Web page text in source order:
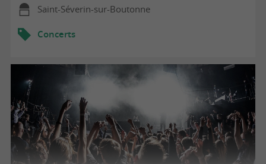
Saint-Séverin-sur-Boutonne
Concerts